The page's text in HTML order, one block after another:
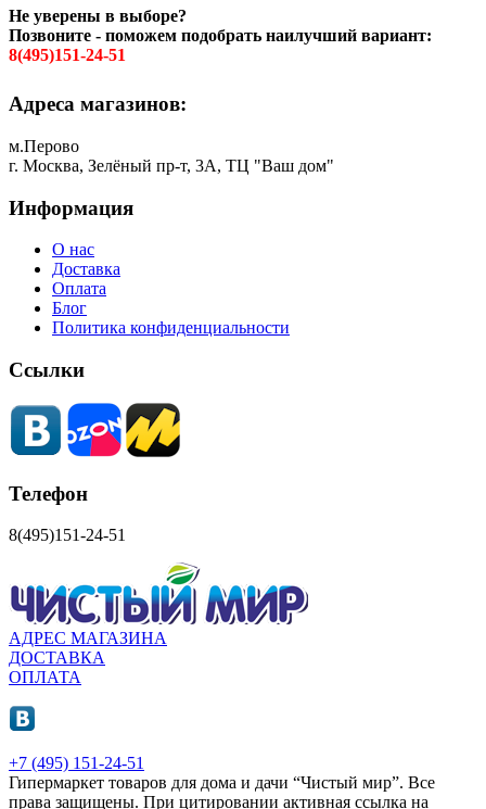
Не уверены в выборе?
Позвоните - поможем подобрать наилучший вариант:
8(495)151-24-51
Адреса магазинов:
м.Перово
г. Москва, Зелёный пр-т, 3А, ТЦ "Ваш дом"
Информация
О нас
Доставка
Оплата
Блог
Политика конфиденциальности
Ссылки
Телефон
8(495)151-24-51
АДРЕС МАГАЗИНА
ДОСТАВКА
ОПЛАТА
+7 (495) 151-24-51
Гипермаркет товаров для дома и дачи “Чистый мир”. Все
права защищены. При цитировании активная ссылка на